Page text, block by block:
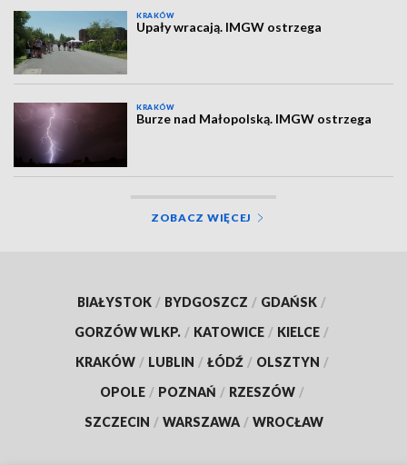
KRAKÓW
Upały wracają. IMGW ostrzega
KRAKÓW
Burze nad Małopolską. IMGW ostrzega
ZOBACZ WIĘCEJ
BIAŁYSTOK / BYDGOSZCZ / GDAŃSK /
GORZÓW WLKP. / KATOWICE / KIELCE /
KRAKÓW / LUBLIN / ŁÓDŹ / OLSZTYN /
OPOLE / POZNAŃ / RZESZÓW /
SZCZECIN / WARSZAWA / WROCŁAW